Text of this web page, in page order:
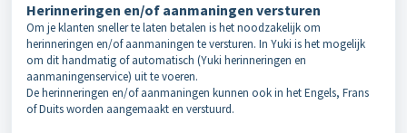
Herinneringen en/of aanmaningen versturen
Om je klanten sneller te laten betalen is het noodzakelijk om
herinneringen en/of aanmaningen te versturen. In Yuki is het mogelijk
om dit handmatig of automatisch (Yuki herinneringen en
aanmaningenservice) uit te voeren.
De herinneringen en/of aanmaningen kunnen ook in het Engels, Frans
of Duits worden aangemaakt en verstuurd.